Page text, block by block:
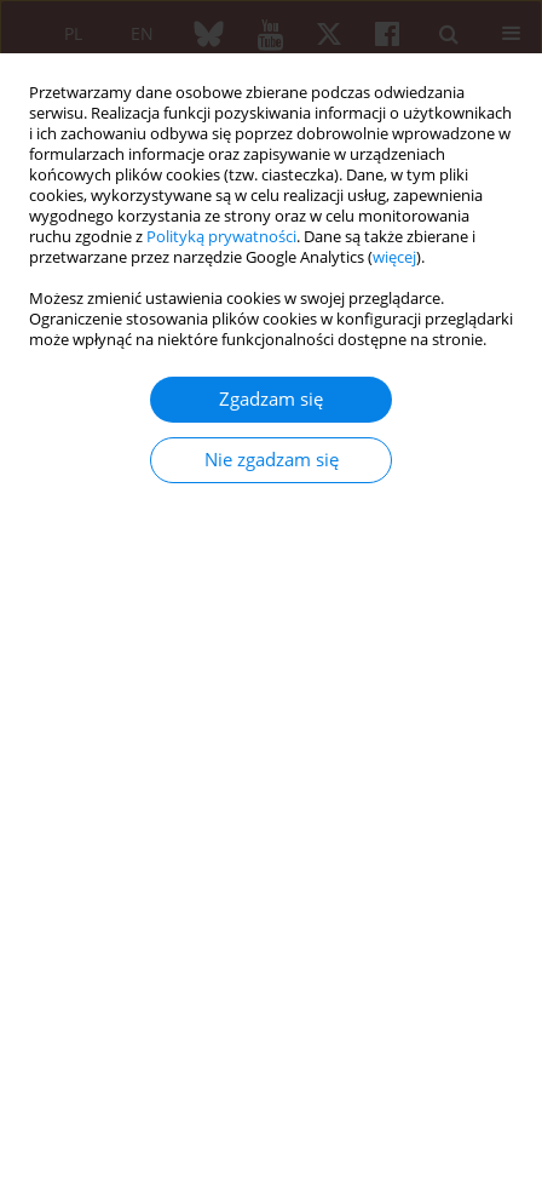
Przetwarzamy dane osobowe zbierane podczas odwiedzania
serwisu. Realizacja funkcji pozyskiwania informacji o użytkownikach
i ich zachowaniu odbywa się poprzez dobrowolnie wprowadzone w
formularzach informacje oraz zapisywanie w urządzeniach
końcowych plików cookies (tzw. ciasteczka). Dane, w tym pliki
cookies, wykorzystywane są w celu realizacji usług, zapewnienia
wygodnego korzystania ze strony oraz w celu monitorowania
ruchu zgodnie z Polityką prywatności. Dane są także zbierane i
przetwarzane przez narzędzie Google Analytics (więcej).
Możesz zmienić ustawienia cookies w swojej przeglądarce.
Ograniczenie stosowania plików cookies w konfiguracji przeglądarki
może wpłynąć na niektóre funkcjonalności dostępne na stronie.
Zgadzam się
Nie zgadzam się
EN
PL
Słowo kluczoweprzewlekła
choroba nerek
PRACA PRZEGLĄDOWA
Nefrogenne włóknienie układowe
Maria Majdan Ewa Wielosz Iwona Żychowska
Reumatologia 2009;47(1):34-38
Artykuł(PDF)